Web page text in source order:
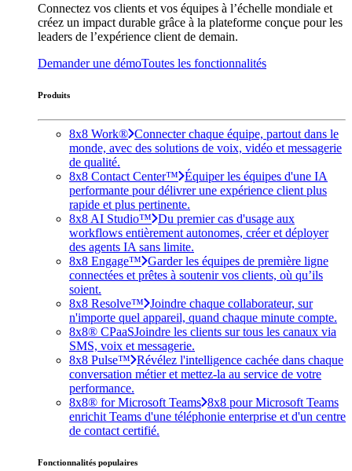
Connectez vos clients et vos équipes à l’échelle mondiale et
créez un impact durable grâce à la plateforme conçue pour les
leaders de l’expérience client de demain.
Demander une démoToutes les fonctionnalités
Produits
8x8 Work® Connecter chaque équipe, partout dans le
monde, avec des solutions de voix, vidéo et messagerie
de qualité.
8x8 Contact Center™ Équiper les équipes d'une IA
performante pour délivrer une expérience client plus
rapide et plus pertinente.
8x8 AI Studio™ Du premier cas d'usage aux
workflows entièrement autonomes, créer et déployer
des agents IA sans limite.
8x8 Engage™ Garder les équipes de première ligne
connectées et prêtes à soutenir vos clients, où qu’ils
soient.
8x8 Resolve™ Joindre chaque collaborateur, sur
n'importe quel appareil, quand chaque minute compte.
8x8® CPaaSJoindre les clients sur tous les canaux via
SMS, voix et messagerie.
8x8 Pulse™ Révélez l'intelligence cachée dans chaque
conversation métier et mettez-la au service de votre
performance.
8x8® for Microsoft Teams 8x8 pour Microsoft Teams
enrichit Teams d'une téléphonie enterprise et d'un centre
de contact certifié.
Fonctionnalités populaires